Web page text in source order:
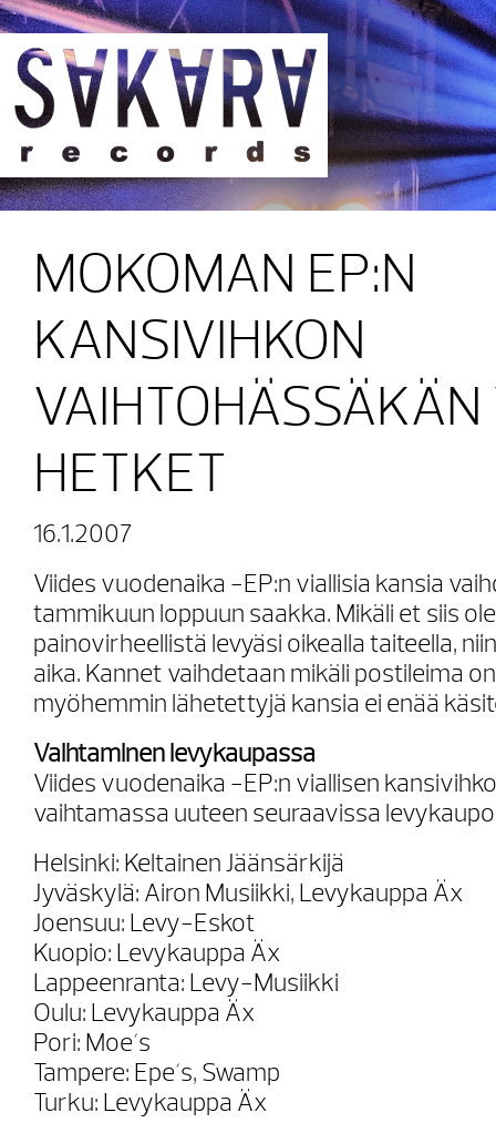
Sakara Records
MOKOMAN EP:N
KANSIVIHKON
VAIHTOHÄSSÄKÄN
HETKET
16.1.2007
Viides vuodenaika -EP:n viallisia kansia
tammikuun loppuun saakka. Mikäli et siis
painovirheellistä levyäsi oikealla taiteella,
aika. Kannet vaihdetaan mikäli postileima
myöhemmin lähetettyjä kansia ei enää
Vaihtaminen levykaupassa
Viides vuodenaika -EP:n viallisen
vaihtamassa uuteen seuraavissa
Helsinki: Keltainen Jäänsärkijä
Jyväskylä: Airon Musiikki, Levykauppa Äx
Joensuu: Levy-Eskot
Kuopio: Levykauppa Äx
Lappeenranta: Levy-Musiikki
Oulu: Levykauppa Äx
Pori: Moe´s
Tampere: Epe´s, Swamp
Turku: Levykauppa Äx